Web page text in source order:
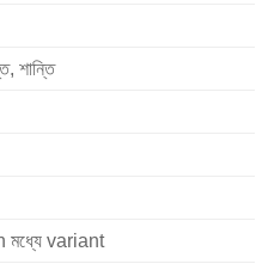
শান্তি
মধ্যে variant